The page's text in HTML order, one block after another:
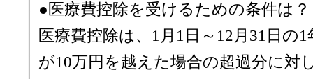
●医療費控除を受けるための条件は？
医療費控除は、1月1日～12月31日の
が10万円を越えた場合の超過分に対